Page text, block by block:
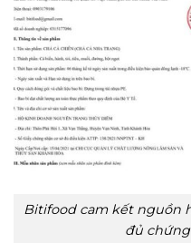
Bitifood cam kết nguồn
đủ chứng